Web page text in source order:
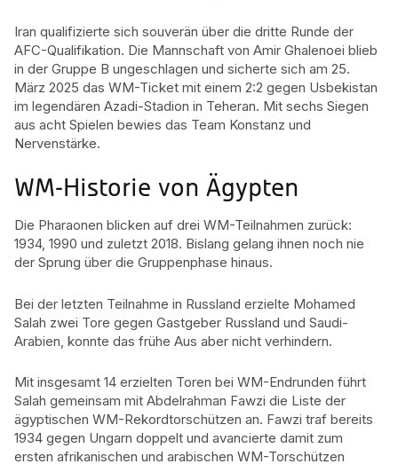
Iran qualifizierte sich souverän über die dritte Runde der
AFC-Qualifikation. Die Mannschaft von Amir Ghalenoei blieb
in der Gruppe B ungeschlagen und sicherte sich am 25.
März 2025 das WM-Ticket mit einem 2:2 gegen Usbekistan
im legendären Azadi-Stadion in Teheran. Mit sechs Siegen
aus acht Spielen bewies das Team Konstanz und
Nervenstärke.
WM-Historie von Ägypten
Die Pharaonen blicken auf drei WM-Teilnahmen zurück:
1934, 1990 und zuletzt 2018. Bislang gelang ihnen noch nie
der Sprung über die Gruppenphase hinaus.
Bei der letzten Teilnahme in Russland erzielte Mohamed
Salah zwei Tore gegen Gastgeber Russland und Saudi-
Arabien, konnte das frühe Aus aber nicht verhindern.
Mit insgesamt 14 erzielten Toren bei WM-Endrunden führt
Salah gemeinsam mit Abdelrahman Fawzi die Liste der
ägyptischen WM-Rekordtorschützen an. Fawzi traf bereits
1934 gegen Ungarn doppelt und avancierte damit zum
ersten afrikanischen und arabischen WM-Torschützen